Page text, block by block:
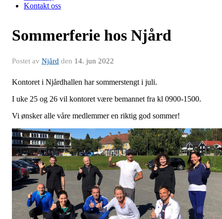
Kontakt oss
Sommerferie hos Njård
Postet av Njård den 14. jun 2022
Kontoret i Njårdhallen har sommerstengt i juli.
I uke 25 og 26 vil kontoret være bemannet fra kl 0900-1500.
Vi ønsker alle våre medlemmer en riktig god sommer!